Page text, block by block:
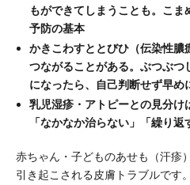
もができてしまうことも。こ
予防の基本
かきこわすととびひ（伝染性膿
つながることがある。ぶつぶつ
になったら、自己判断せず早め
乳児湿疹・アトピーとの見分け
「なかなか治らない」「繰り
赤ちゃん・子どものあせも（汗疹
引き起こされる皮膚トラブルです